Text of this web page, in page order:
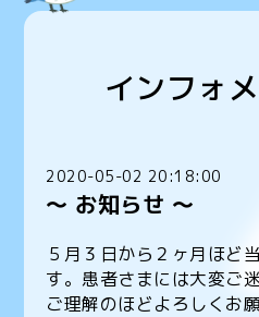
インフォ
2020-05-02 20:18:00
〜 お知らせ 〜
５月３日から２ヶ月ほど
す。患者さまには大変ご
ご理解のほどよろしくお